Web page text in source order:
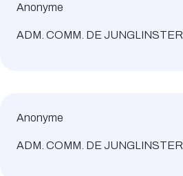
Anonyme
ADM. COMM. DE JUNGLINSTER
Anonyme
ADM. COMM. DE JUNGLINSTER